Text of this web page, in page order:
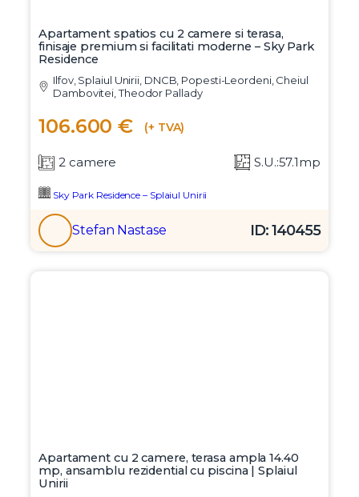
Apartament spatios cu 2 camere si terasa,
finisaje premium si facilitati moderne – Sky Park
Residence
Ilfov, Splaiul Unirii, DNCB, Popesti-Leordeni, Cheiul
Dambovitei, Theodor Pallady
106.600 € (+ TVA)
2 camere S.U.:57.1mp
Sky Park Residence – Splaiul Unirii
Stefan Nastase ID: 140455
Apartament cu 2 camere, terasa ampla 14.40
mp, ansamblu rezidential cu piscina | Splaiul
Unirii